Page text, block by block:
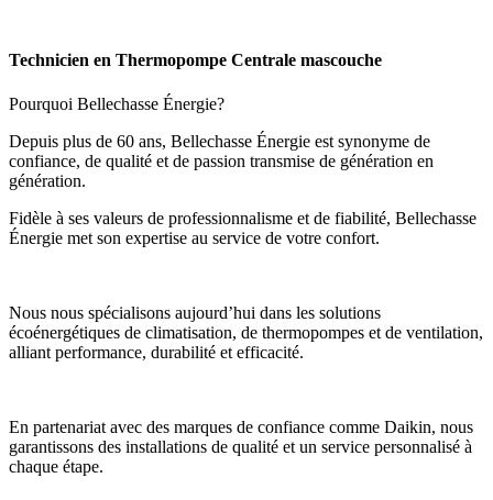
Technicien en Thermopompe Centrale mascouche
Pourquoi Bellechasse Énergie?
Depuis plus de 60 ans, Bellechasse Énergie est synonyme de
confiance, de qualité et de passion transmise de génération en
génération.
Fidèle à ses valeurs de professionnalisme et de fiabilité, Bellechasse
Énergie met son expertise au service de votre confort.
Nous nous spécialisons aujourd’hui dans les solutions
écoénergétiques de climatisation, de thermopompes et de ventilation,
alliant performance, durabilité et efficacité.
En partenariat avec des marques de confiance comme Daikin, nous
garantissons des installations de qualité et un service personnalisé à
chaque étape.